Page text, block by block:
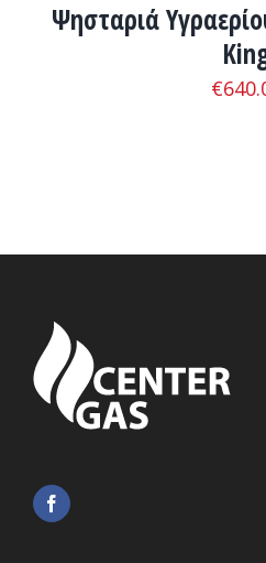
Ψησταριά
€